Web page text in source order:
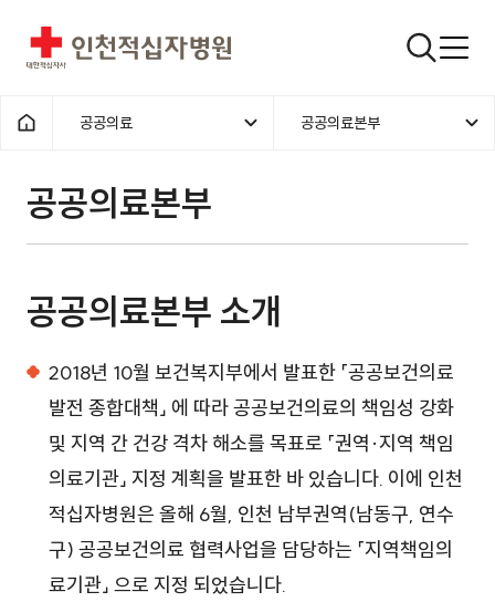
인천적십자병원 검색창
홈으로
공공의료 공공의료본부
공공의료본부
공공의료본부 소개
2018년 10월 보건복지부에서 발표한 「공공보건의료
발전 종합대책」 에 따라 공공보건의료의 책임성 강화
및 지역 간 건강 격차 해소를 목표로 「권역·지역 책임
의료기관」 지정 계획을 발표한 바 있습니다. 이에 인천
적십자병원은 올해 6월, 인천 남부권역(남동구, 연수
구) 공공보건의료 협력사업을 담당하는 「지역책임의
료기관」 으로 지정 되었습니다.